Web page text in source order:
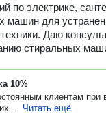
по электрике,
машин для
техники. Даю
стиральных
10%
клиентам при
Читать ещё